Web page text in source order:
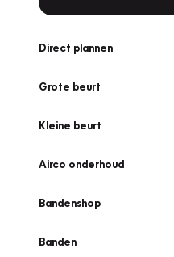
Direct plannen
Grote beurt
Kleine beurt
Airco onderhoud
Bandenshop
Banden